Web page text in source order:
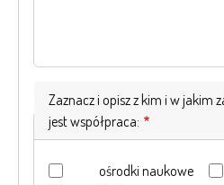
Zaznacz i opisz z kim i w jakim
jest współpraca:
ośrodki naukowe